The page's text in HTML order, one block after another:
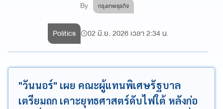
By กรุงเทพธุรกิจ
Politics 02 มิ.ย. 2026 เวลา 2:34 น.
"วันนอร์" เผย คณะผู้แทนพิเศษรัฐบาล
เตรียมถก เคาะยุทธศาสตร์ดับไฟใต้ หลังก่อ